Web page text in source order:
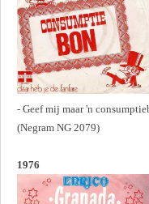
- Geef mij maar 'n
(Negram NG 2079)
1976